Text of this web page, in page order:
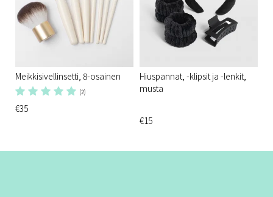
Meikkisivellinsetti, 8-osainen
(2)
€35
Hiuspannat, -klipsit ja -lenkit,
musta
€15